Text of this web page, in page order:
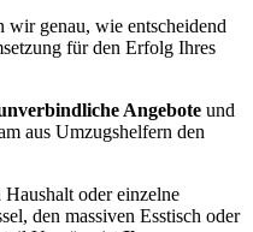
wir genau, wie entscheidend
für den Erfolg Ihres
Angebote und
aus Umzugshelfern den
oder einzelne
den massiven Esstisch oder